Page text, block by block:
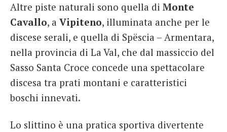
Altre piste naturali sono quella di Monte
Cavallo, a Vipiteno, illuminata anche per le
discese serali, e quella di Spëscia – Armentara,
nella provincia di La Val, che dal massiccio del
Sasso Santa Croce concede una spettacolare
discesa tra prati montani e caratteristici
boschi innevati.
Lo slittino è una pratica sportiva divertente